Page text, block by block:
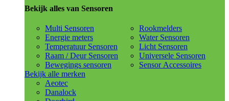
Bekijk alles van Sensoren
Multi Sensoren
Energie meters
Temperatuur Sensoren
Raam / Deur Sensoren
Bewegings sensoren
Rookmelders
Water Sensoren
Licht Sensoren
Universele Sensoren
Sensor Accessoires
Bekijk alle merken
Aeotec
Danalock